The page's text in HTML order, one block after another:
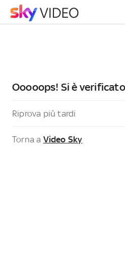
Ooooops! Si è
Riprova più tardi
Torna a Video Sky